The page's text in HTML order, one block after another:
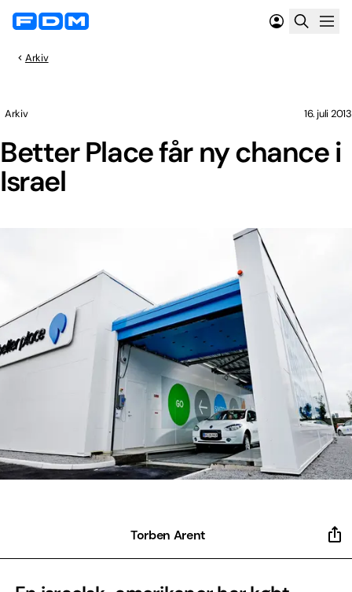
Arkiv
Better Place får ny chance i
Israel
Arkiv 16. juli 2013
Torben Arent